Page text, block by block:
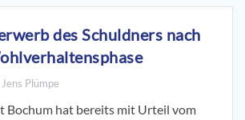
des Schuldners nach
Plümpe
Bochum hat bereits mit Urteil vom